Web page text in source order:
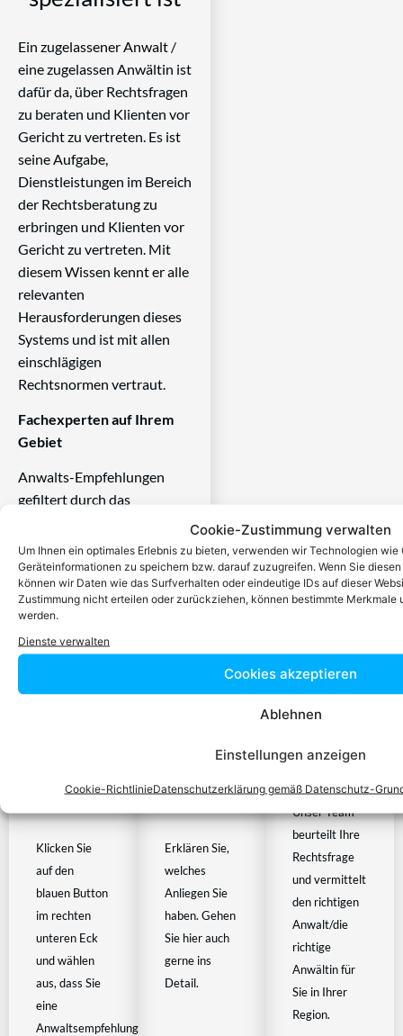
Cookie-Zustimmung verwalten
Um Ihnen ein optimales Erlebnis zu bieten, verwenden wir Technologien wie
Geräteinformationen zu speichern bzw. darauf zuzugreifen. Wenn Sie
können wir Daten wie das Surfverhalten oder eindeutige IDs auf dieser
Zustimmung nicht erteilen oder zurückziehen, können bestimmte Merkmale
werden.
Dienste verwalten
Cookies akzeptieren
Ablehnen
Einstellungen anzeigen
Cookie-RichtlinieDatenschutzerklärung gemäß Datenschutz-
Ein zugelassener Anwalt /
eine zugelassen Anwältin ist
dafür da, über Rechtsfragen
zu beraten und Klienten vor
Gericht zu vertreten. Es ist
seine Aufgabe,
Dienstleistungen im Bereich
der Rechtsberatung zu
erbringen und Klienten vor
Gericht zu vertreten. Mit
diesem Wissen kennt er alle
relevanten
Herausforderungen dieses
Systems und ist mit allen
einschlägigen
Rechtsnormen vertraut.
Fachexperten auf Ihrem
Gebiet
Anwalts-Empfehlungen
gefiltert durch das
Choice der Anwälte in
Österreich
Klicken Sie
auf den
blauen Button
im rechten
unteren Eck
und wählen
aus, dass Sie
eine
Anwaltsempfehlung
Erklären Sie,
welches
Anliegen Sie
haben. Gehen
Sie hier auch
gerne ins
Detail.
Zurücklehnen
Unser Team
beurteilt Ihre
Rechtsfrage
und vermittelt
den richtigen
Anwalt/die
richtige
Anwältin für
Sie in Ihrer
Region.